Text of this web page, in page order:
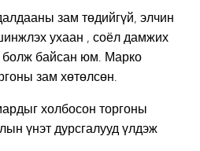
зам төдийгүй, элчин
ухаан , соёл дамжих
болж байсан юм. Марко
зам хөтөлсөн.
холбосон торгоны
үнэт дурсгалууд үлдэж